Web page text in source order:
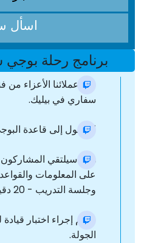
اسأل
برنامج رحلة
نقل عملائنا الأعزاء
سفاري في بيليك.
الوصول إلى قاعدة
هنا ، سيلتقي
على المعلومات
وجلسة التدريب - 20 دقيقة.
الجولة.